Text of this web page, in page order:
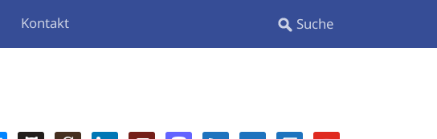
Kontakt